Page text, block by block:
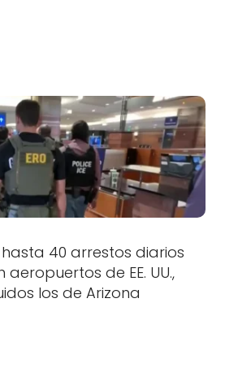
40 arrestos diarios
aeropuertos de EE. UU.,
los de Arizona